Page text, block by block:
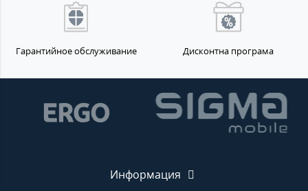
Гарантийное обслуживание Дисконтна програма
Информация